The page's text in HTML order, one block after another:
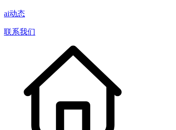
ai动态
联系我们